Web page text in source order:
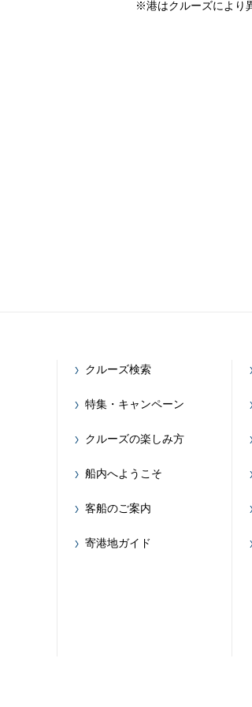
※港はクルーズにより
クルーズ検索
特集・キャンペーン
クルーズの楽しみ方
船内へようこそ
客船のご案内
寄港地ガイド